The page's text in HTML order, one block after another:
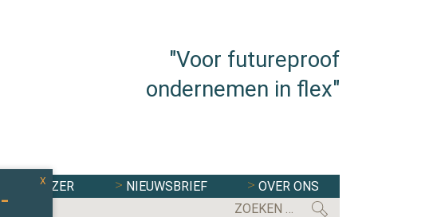
"Voor futureproof
ondernemen in flex"
CAO WIJZER NIEUWSBRIEF
OVER ONS